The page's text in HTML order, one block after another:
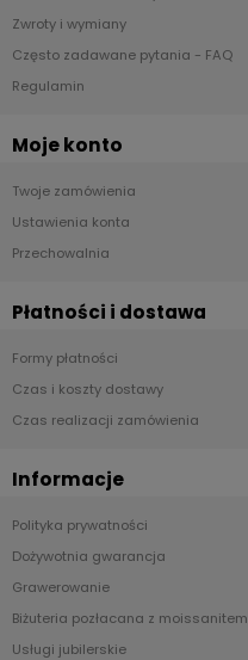
Zwroty i wymiany
Często zadawane pytania - FAQ
Regulamin
Moje konto
Twoje zamówienia
Ustawienia konta
Przechowalnia
Płatności i dostawa
Formy płatności
Czas i koszty dostawy
Czas realizacji zamówienia
Informacje
Polityka prywatności
Dożywotnia gwarancja
Grawerowanie
Biżuteria pozłacana z moissanitem
Usługi jubilerskie